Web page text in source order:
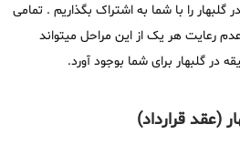
گلبهار را با شما به اشتراک بگذاریم . تمامی
رعایت هر یک از این مراحل میتواند
در گلبهار برای شما بوجود آورد.